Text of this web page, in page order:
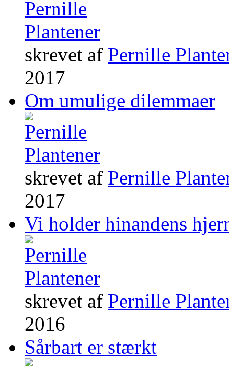
skrevet af Pernille
2017
Om umulige dilemmaer
skrevet af Pernille
2017
Vi holder hinandens
skrevet af Pernille
2016
Sårbart er stærkt